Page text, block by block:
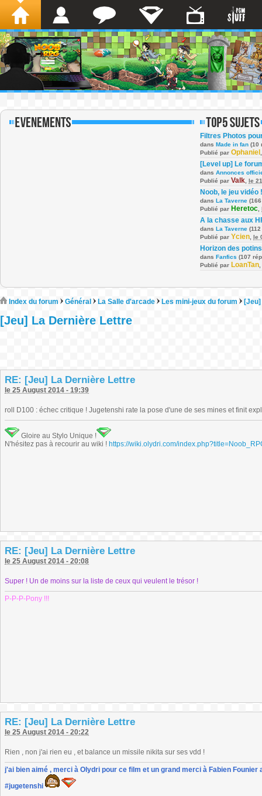
Filtres Photos
dans Made in fan (10
Publié par Ophaniel
[Level up] Le
dans Annonces
Publié par Valk le
Noob, le jeu vidéo !
dans La Taverne
Publié par Heretoc
A la chasse aux
dans La Taverne
Publié par Ycien le
Horizon des potins
dans Fanfics (107
Publié par LoanTan
Index du forum Général La Salle d'arcade Les mini-jeux du forum
[Jeu] La Dernière Lettre
RE: [Jeu] La Dernière Lettre
le 25 August 2014 - 19:39
roll D100 : échec critique ! Jugetenshi rate la pose d'une de ses mines et finit
Gloire au Stylo Unique !
N'hésitez pas à recourir au wiki ! https://wiki.olydri.com/
RE: [Jeu] La Dernière Lettre
le 25 August 2014 - 20:08
Super ! Un de moins sur la liste de ceux qui veulent le trésor !
P-P-P-Pony !!!
RE: [Jeu] La Dernière Lettre
le 25 August 2014 - 20:22
Rien , non j'ai rien eu , et balance un missile nikita sur ses vdd !
j'ai bien aimé , merci à Olydri pour ce film et un grand merci à Fabien
#jugetenshi